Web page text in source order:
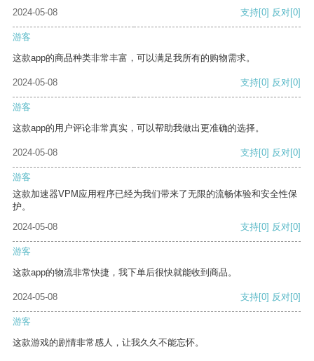
2024-05-08 支持[0] 反对[0]
游客
这款app的商品种类非常丰富，可以满足我所有的购物需求。
2024-05-08 支持[0] 反对[0]
游客
这款app的用户评论非常真实，可以帮助我做出更准确的选择。
2024-05-08 支持[0] 反对[0]
游客
这款加速器VPM应用程序已经为我们带来了无限的流畅体验和安全性保
护。
2024-05-08
支持[0] 反对[0]
游客
这款app的物流非常快捷，我下单后很快就能收到商品。
2024-05-08 支持[0] 反对[0]
游客
这款游戏的剧情非常感人，让我久久不能忘怀。